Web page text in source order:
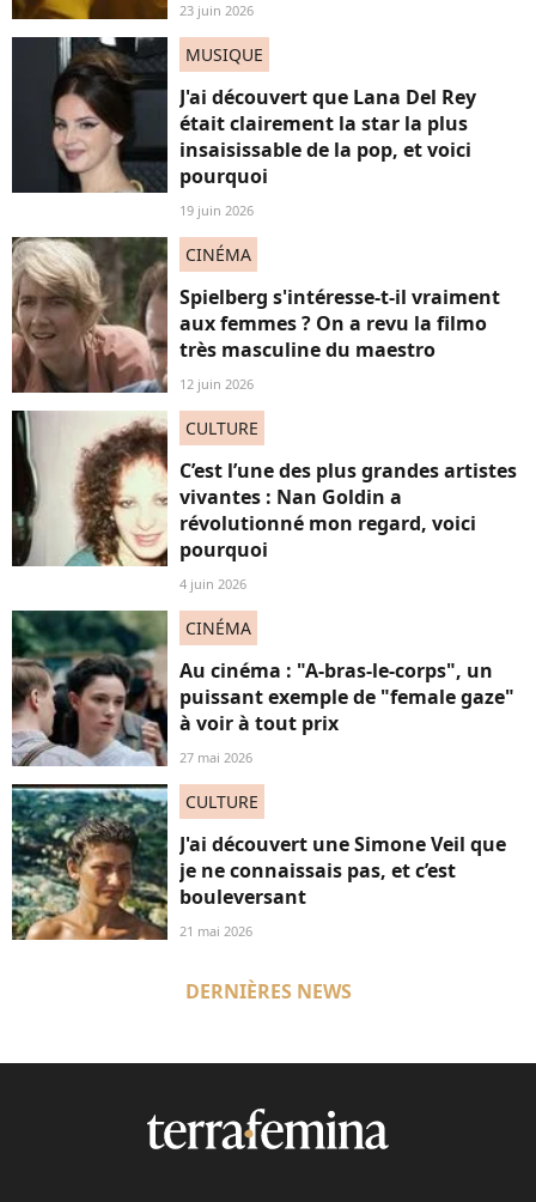
23 juin 2026
MUSIQUE
J'ai découvert que Lana Del Rey
était clairement la star la plus
insaisissable de la pop, et voici
pourquoi
19 juin 2026
CINÉMA
Spielberg s'intéresse-t-il vraiment
aux femmes ? On a revu la filmo
très masculine du maestro
12 juin 2026
CULTURE
C’est l’une des plus grandes artistes
vivantes : Nan Goldin a
révolutionné mon regard, voici
pourquoi
4 juin 2026
CINÉMA
Au cinéma : "A-bras-le-corps", un
puissant exemple de "female gaze"
à voir à tout prix
27 mai 2026
CULTURE
J'ai découvert une Simone Veil que
je ne connaissais pas, et c’est
bouleversant
21 mai 2026
DERNIÈRES NEWS